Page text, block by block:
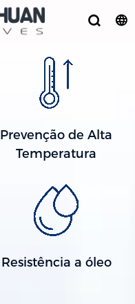
Prevenção de Alta
Temperatura
Resistência a óleo